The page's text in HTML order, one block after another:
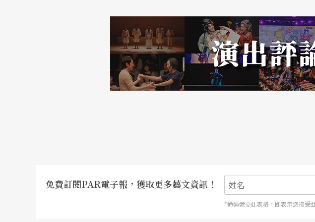
捉弄、陰錯陽差的愛情故事，而這樣的故事反映印度的婚姻狀況，透過
克．罕（Shah Rukh Khan），及前環球小姐冠軍出身的艾許維亞．瑞
領銜主演，更是美不勝收。而這片的導演桑傑．里拉．班薩里（
○一三年又導了一部《寶萊塢之殉情記
》，新一代的帥哥美女，有向
一三年的《殭屍哪有這麼帥》，則異想天開地將對立的兩大家族，詮
劇中的帥僵屍叫做R，他喜歡的人類女生叫做茱莉，R為了救茱莉而咬
免費訂閱PAR電子報，獲取更多藝文資訊！
*通過遞交此表格，即表示您接受